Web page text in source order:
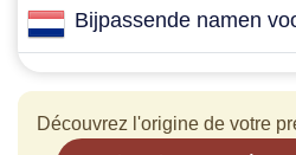
Bijpassende namen
Découvrez l'origine de votre